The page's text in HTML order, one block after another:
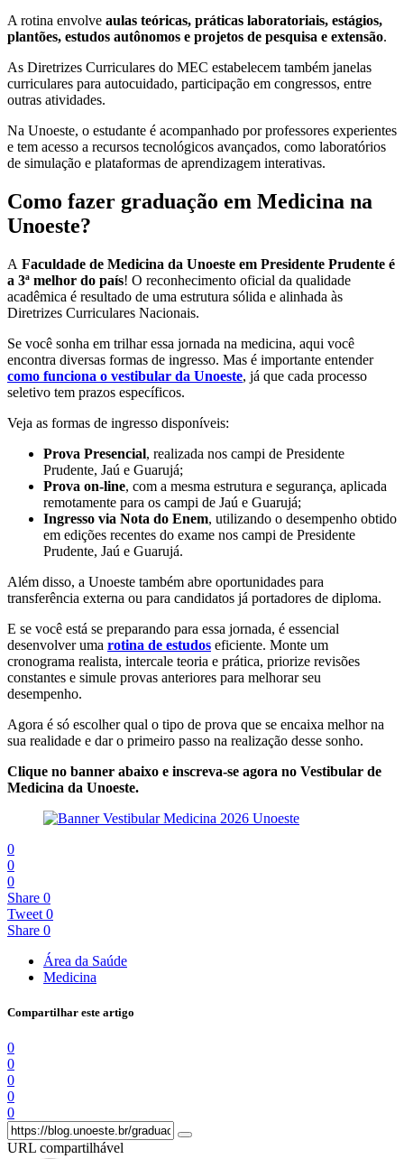
A rotina envolve aulas teóricas, práticas laboratoriais, estágios,
plantões, estudos autônomos e projetos de pesquisa e extensão.
As Diretrizes Curriculares do MEC estabelecem também janelas
curriculares para autocuidado, participação em congressos, entre
outras atividades.
Na Unoeste, o estudante é acompanhado por professores experientes
e tem acesso a recursos tecnológicos avançados, como laboratórios
de simulação e plataformas de aprendizagem interativas.
Como fazer graduação em Medicina na
Unoeste?
A Faculdade de Medicina da Unoeste em Presidente Prudente é
a 3ª melhor do país! O reconhecimento oficial da qualidade
acadêmica é resultado de uma estrutura sólida e alinhada às
Diretrizes Curriculares Nacionais.
Se você sonha em trilhar essa jornada na medicina, aqui você
encontra diversas formas de ingresso. Mas é importante entender
como funciona o vestibular da Unoeste, já que cada processo
seletivo tem prazos específicos.
Veja as formas de ingresso disponíveis:
Prova Presencial, realizada nos campi de Presidente
Prudente, Jaú e Guarujá;
Prova on-line, com a mesma estrutura e segurança, aplicada
remotamente para os campi de Jaú e Guarujá;
Ingresso via Nota do Enem, utilizando o desempenho obtido
em edições recentes do exame nos campi de Presidente
Prudente, Jaú e Guarujá.
Além disso, a Unoeste também abre oportunidades para
transferência externa ou para candidatos já portadores de diploma.
E se você está se preparando para essa jornada, é essencial
desenvolver uma rotina de estudos eficiente. Monte um
cronograma realista, intercale teoria e prática, priorize revisões
constantes e simule provas anteriores para melhorar seu
desempenho.
Agora é só escolher qual o tipo de prova que se encaixa melhor na
sua realidade e dar o primeiro passo na realização desse sonho.
Clique no banner abaixo e inscreva-se agora no Vestibular de
Medicina da Unoeste.
0
0
0
Share 0
Tweet 0
Share 0
Área da Saúde
Medicina
Compartilhar este artigo
0
0
0
0
0
URL compartilhável